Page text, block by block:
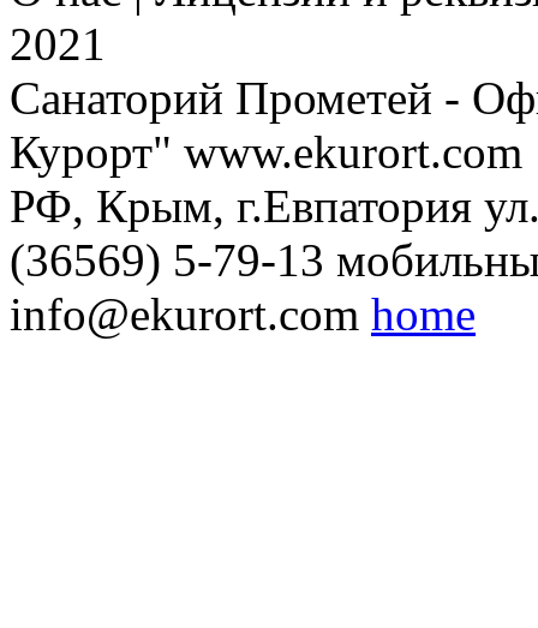
2021
Санаторий Прометей -
Курорт" www.ekurort.com
РФ, Крым, г.Евпатория
(36569) 5-79-13
info@ekurort.com home